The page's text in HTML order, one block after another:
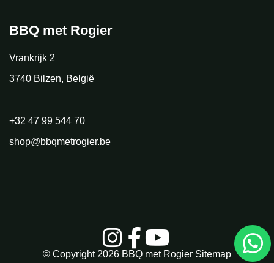
BBQ met Rogier
Vrankrijk 2
3740 Bilzen, België
+32 47 99 544 70
shop@bbqmetrogier.be
© Copyright 2026 BBQ met Rogier Sitemap